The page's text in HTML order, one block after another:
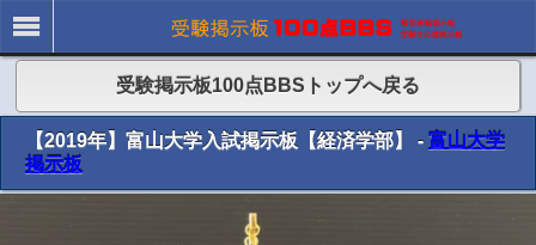
受験掲示板100点BBSトップへ戻る
【2019年】富山大学入試掲示板【経済学部】 - 富山大学
掲示板